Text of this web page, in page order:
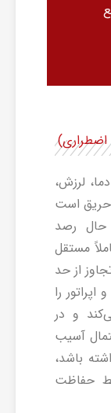
لرزش،
حریق است
رصد
مستقل
از حد
را
و در
آسیب
باشد،
حفاظت